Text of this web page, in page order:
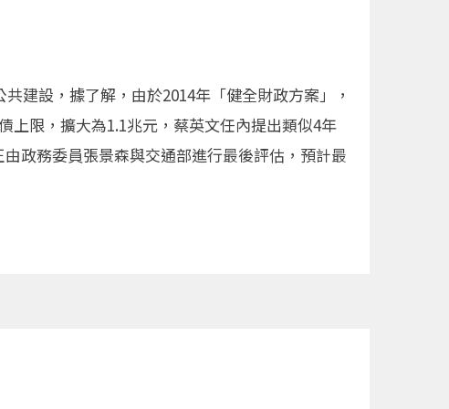
建設，據了解，由於2014年「健全財政方案」，
上限，擴大為1.1兆元，蔡英文任內提出類似4年
政務委員張景森與交通部進行最後評估，預計最